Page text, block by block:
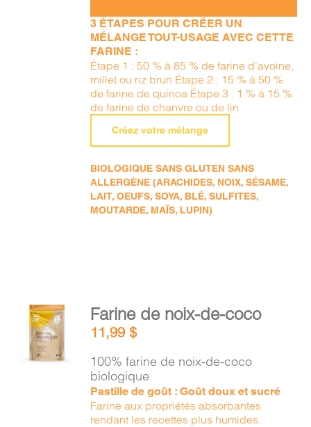
3 ÉTAPES POUR CRÉER UN
MÉLANGE TOUT-USAGE AVEC CETTE
FARINE :
Étape 1 : 50 % à 85 % de farine d’avoine,
millet ou riz brun Étape 2 : 15 % à 50 %
de farine de quinoa Étape 3 : 1 % à 15 %
de farine de chanvre ou de lin
Créez votre mélange
BIOLOGIQUE SANS GLUTEN SANS
ALLERGÈNE (ARACHIDES, NOIX, SÉSAME,
LAIT, OEUFS, SOYA, BLÉ, SULFITES,
MOUTARDE, MAÏS, LUPIN)
AJOUTER
AU
PANIER
Farine de noix-de-coco
11,99$
100% farine de noix-de-coco
biologique
Pastille de goût : Goût doux et sucré
Farine aux propriétés absorbantes
rendant les recettes plus humides.